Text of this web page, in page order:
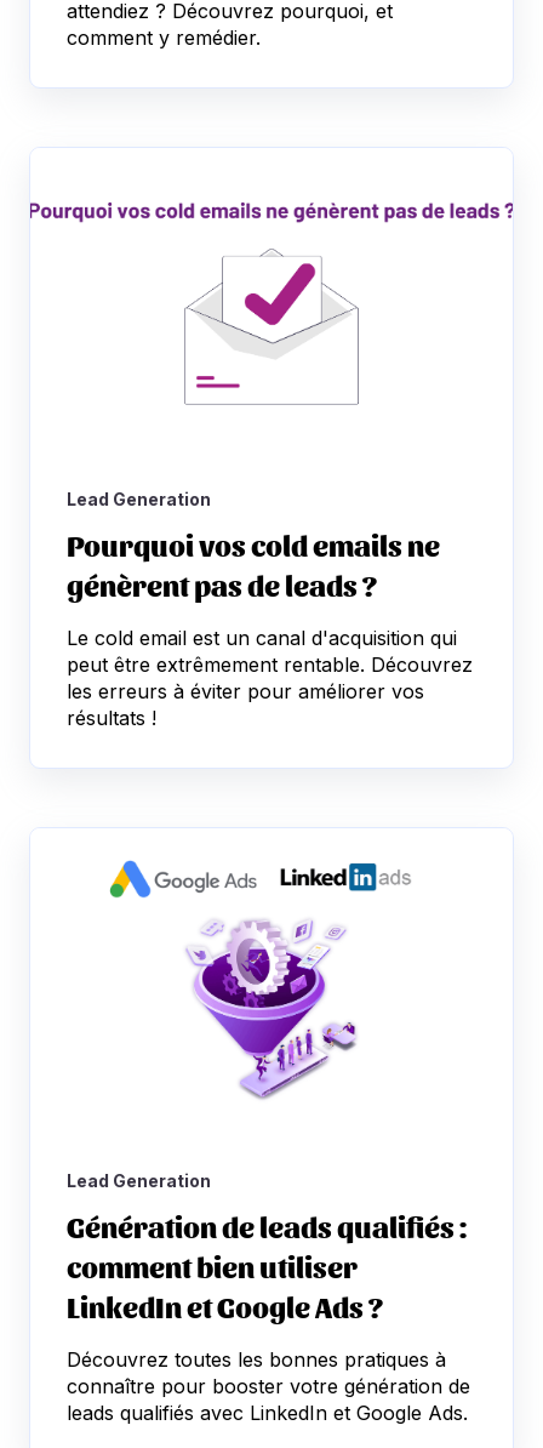
attendiez ? Découvrez pourquoi, et
comment y remédier.
Lead Generation
Pourquoi vos cold emails ne
génèrent pas de leads ?
Le cold email est un canal d'acquisition qui
peut être extrêmement rentable. Découvrez
les erreurs à éviter pour améliorer vos
résultats !
Lead Generation
Génération de leads qualifiés :
comment bien utiliser
LinkedIn et Google Ads ?
Découvrez toutes les bonnes pratiques à
connaître pour booster votre génération de
leads qualifiés avec LinkedIn et Google Ads.